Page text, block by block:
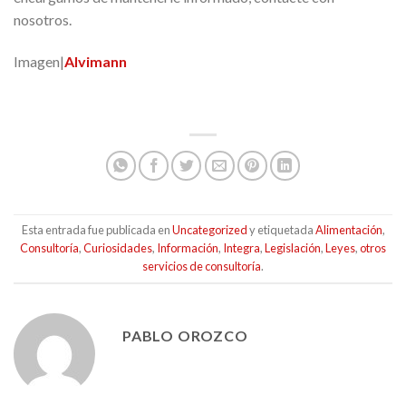
nosotros.
Imagen|Alvimann
Esta entrada fue publicada enUncategorizedy etiquetadaAlimentación,
Consultoría,Curiosidades, Información, Integra,Legislación,Leyes,otros
servicios de consultoría.
PABLO OROZCO